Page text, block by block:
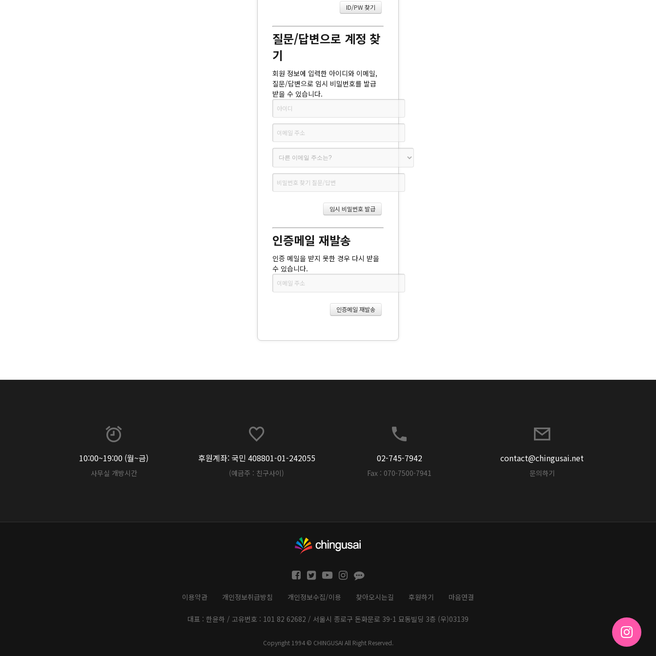
질문/답변으로 계정 찾
기
회원 정보에 입력한 아이디와 이메일,
질문/답변으로 임시 비밀번호를 발급
받을 수 있습니다.
인증메일 재발송
인증 메일을 받지 못한 경우 다시 받을
수 있습니다.
10:00~19:00 (월~금)
사무실 개방시간
후원계좌: 국민 408801-01-242055
(예금주 : 친구사이)
02-745-7942
Fax : 070-7500-7941
contact@chingusai.net
문의하기
이용약관 개인정보취급방침 개인정보수집/이용 찾아오시는길 후원하기 마음연결
대표 : 한윤하 / 고유번호 : 101 82 62682 / 서울시 종로구 돈화문로 39-1 묘동빌딩 3층 (우)03139
Copyright 1994 © CHINGUSAI All Right Reserved.